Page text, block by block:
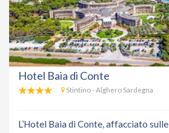
Hotel Baia di Conte
Stintino - Alghero Sardegna
L’Hotel Baia di Conte, affacciato sulle